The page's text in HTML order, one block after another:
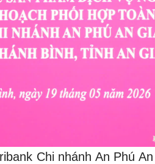
Chi nhánh An Phú